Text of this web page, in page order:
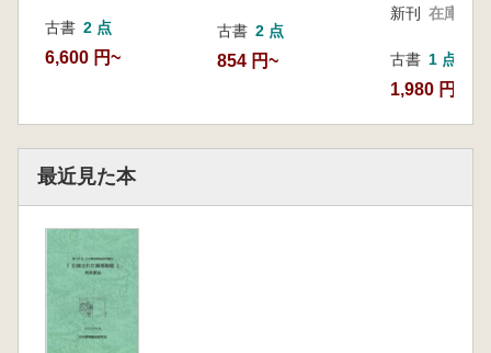
古書 2 点
6,600 円~
古書 2 点
854 円~
新刊 在庫なし
古書 1 点
1,980 円
最近見た本